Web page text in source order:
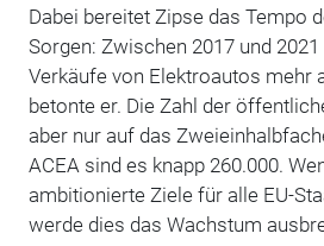
Dabei bereitet Zipse das Tempo
Sorgen: Zwischen 2017 und
Verkäufe von Elektroautos mehr
betonte er. Die Zahl der
aber nur auf das
ACEA sind es knapp 260.000.
ambitionierte Ziele für alle EU-
werde dies das Wachstum